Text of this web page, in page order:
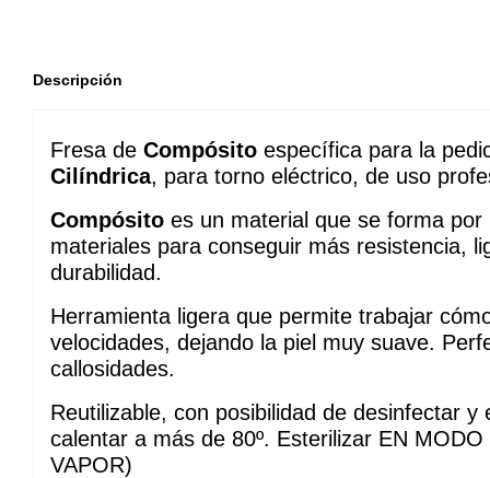
Descripción
Fresa de Compósito
Cilíndrica, para torno eléctrico, de uso
Compósito es un material que se forma por
materiales para conseguir más resistencia,
durabilidad.
Herramienta ligera que permite trabajar
velocidades, dejando la piel muy suave.
callosidades.
Reutilizable, con posibilidad de desinfectar y
calentar a más de 80º. Esterilizar EN
VAPOR)